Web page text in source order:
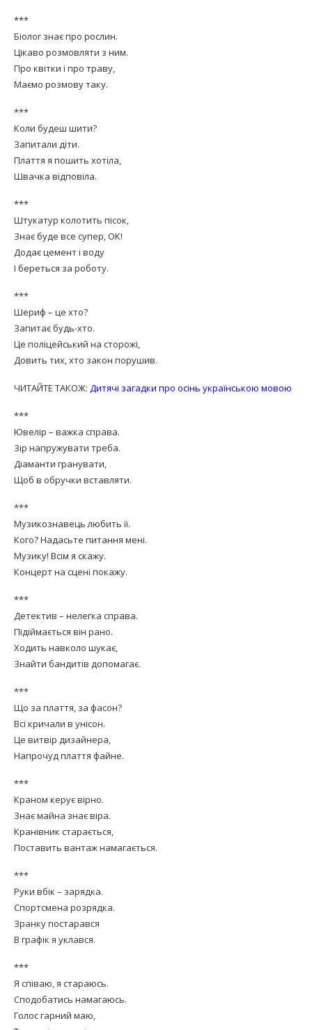
***
Біолог знає про рослин.
Цікаво розмовляти з ним.
Про квітки і про траву,
Маємо розмову таку.
***
Коли будеш шити?
Запитали діти.
Плаття я пошить хотіла,
Швачка відповіла.
***
Штукатур колотить пісок,
Знає буде все супер, ОК!
Додає цемент і воду
І береться за роботу.
***
Шериф – це хто?
Запитає будь-хто.
Це поліцейський на сторожі,
Довить тих, хто закон порушив.
ЧИТАЙТЕ ТАКОЖ: Дитячі загадки про осінь українською мовою
***
Ювелір – важка справа.
Зір напружувати треба.
Діаманти гранувати,
Щоб в обручки вставляти.
***
Музикознавець любить її.
Кого? Надасьте питання мені.
Музику! Всім я скажу.
Концерт на сцені покажу.
***
Детектив – нелегка справа.
Підіймається він рано.
Ходить навколо шукає,
Знайти бандитів допомагає.
***
Що за плаття, за фасон?
Всі кричали в унісон.
Це витвір дизайнера,
Напрочуд плаття файне.
***
Краном керує вірно.
Знає майна знає віра.
Кранівник старається,
Поставить вантаж намагається.
***
Руки вбік – зарядка.
Спортсмена розрядка.
Зранку постарався
В графік я уклався.
***
Я співаю, я стараюсь.
Сподобатись намагаюсь.
Голос гарний маю,